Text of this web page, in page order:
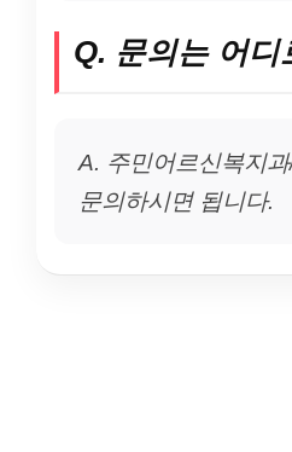
Q. 문의는 어디
A. 주민어르신복지
문의하시면 됩니다.